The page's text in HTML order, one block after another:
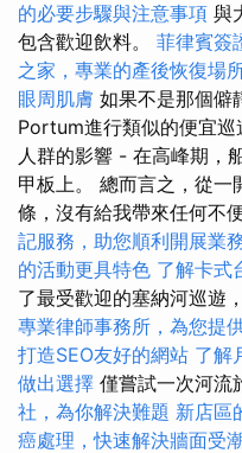
的必要步驟與注意事項 與
包含歡迎飲料。 菲律賓簽
之家，專業的產後恢復場
眼周肌膚 如果不是那個僻
Portum進行類似的便宜巡
人群的影響 - 在高峰期，
甲板上。 總而言之，從一
條，沒有給我帶來任何不
記服務，助您順利開展業
的活動更具特色 了解卡式
了最受歡迎的塞納河巡遊
專業律師事務所，為您提
打造SEO友好的網站 了解
做出選擇 僅嘗試一次河流
社，為你解決難題 新店區
癌處理，快速解決牆面受